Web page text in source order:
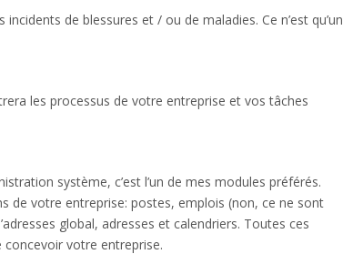
de blessures et / ou de maladies. Ce n’est qu’un
les processus de votre entreprise et vos tâches
système, c’est l’un de mes modules préférés.
de votre entreprise: postes, emplois (non, ce ne sont
global, adresses et calendriers. Toutes ces
votre entreprise.